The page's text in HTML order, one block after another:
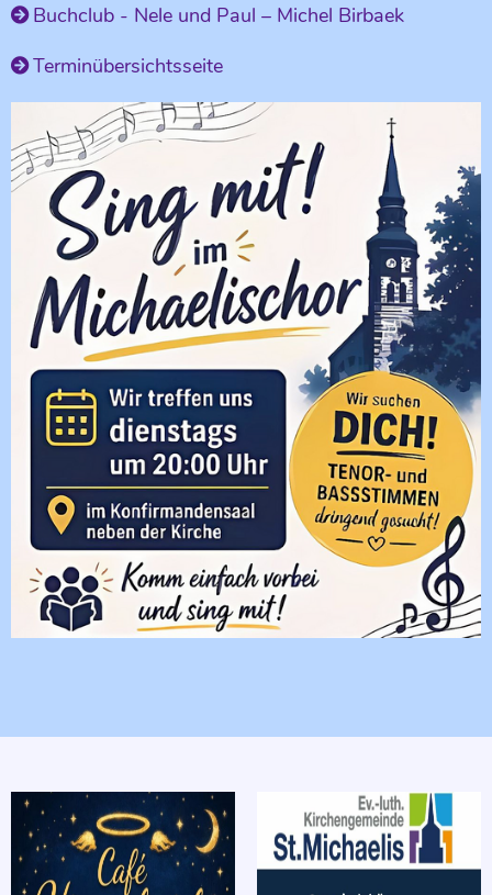
Buchclub - Nele und Paul – Michel Birbaek
Terminübersichtsseite